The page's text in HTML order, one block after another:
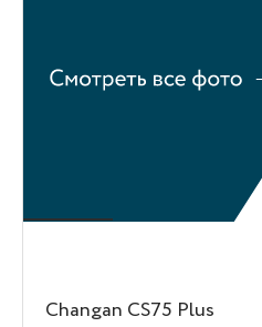
Changan CS75 Plus